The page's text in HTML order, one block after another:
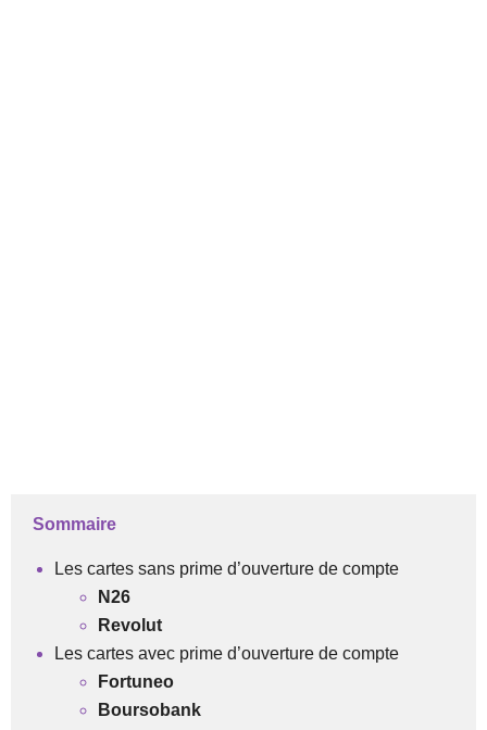
Sommaire
Les cartes sans prime d’ouverture de compte
N26
Revolut
Les cartes avec prime d’ouverture de compte
Fortuneo
Boursobank